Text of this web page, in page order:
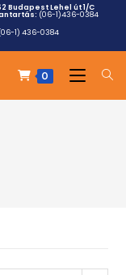
Budapest Lehel út 1/C
(06-1)436-0384
1) 436-0384
0